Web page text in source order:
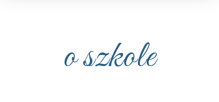
o szkole